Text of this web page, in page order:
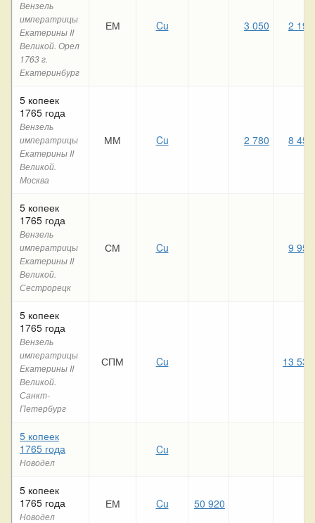
Вензель
императрицы
Екатерины II
Великой. Орел
1763 г.
Екатеринбург
ЕМ Cu 3 050 2 190
5 копеек
1765 года
Вензель
императрицы
Екатерины II
Великой.
Москва
ММ Cu 2 780 8 450
5 копеек
1765 года
Вензель
императрицы
Екатерины II
Великой.
Сестрорецк
СМ Cu 9 950
5 копеек
1765 года
Вензель
императрицы
Екатерины II
Великой.
Санкт-
Петербург
СПМ Cu 13 530
5 копеек
1765 года
Новодел
Cu
5 копеек
1765 года
Новодел
ЕМ Cu 50 920